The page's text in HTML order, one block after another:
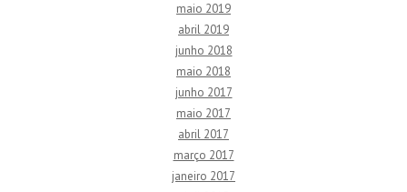
maio 2019
abril 2019
junho 2018
maio 2018
junho 2017
maio 2017
abril 2017
março 2017
janeiro 2017